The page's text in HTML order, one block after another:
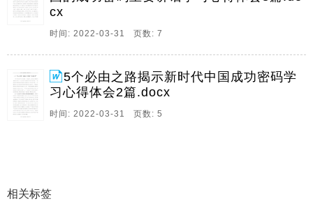
道路,我们就一定能够不断实现人民。
22、团结奋斗是中国人民创造历史伟业的必由之路,深入
学习五个必由之路专题党课,团结奋斗是中国人民创造历
史伟业的必由之路,只要在党的领导下全国各族人民团结
一心众志成城,敢于斗争善于斗争,我们就一定能够战胜前
进道路上的一切困难挑战,继续创造令人刮目相。
弘扬伟大建党精神,不忘初心使命,勇于自我革。
cx
时间: 2022-03-31 页数: 7
5个必由之路揭示新时代中国成功密码学
习心得体会2篇.docx
时间: 2022-03-31 页数: 5
相关标签